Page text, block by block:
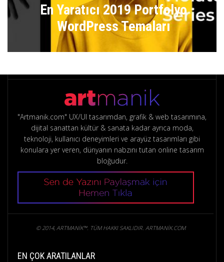
En Yaratıcı 2019 Portfolyo
WordPress Temaları
"Artmanik.com" UX/UI tasarımdan, grafik & web tasarımına,
dijital sanattan kültür & sanata kadar ayrıca moda,
teknoloji, kullanıcı deneyimleri ve arayüz tasarımları gibi
konulara yer veren, dünyanın nabzını tutan online tasarım
bloğudur.
© 2014, ARTMANIK™. TÜM HAKKI SAKLIDIR. ARTMANIK.COM
EN ÇOK ARATILANLAR